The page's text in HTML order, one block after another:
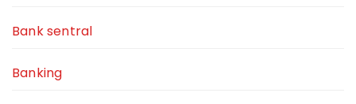
Bank sentral
Banking